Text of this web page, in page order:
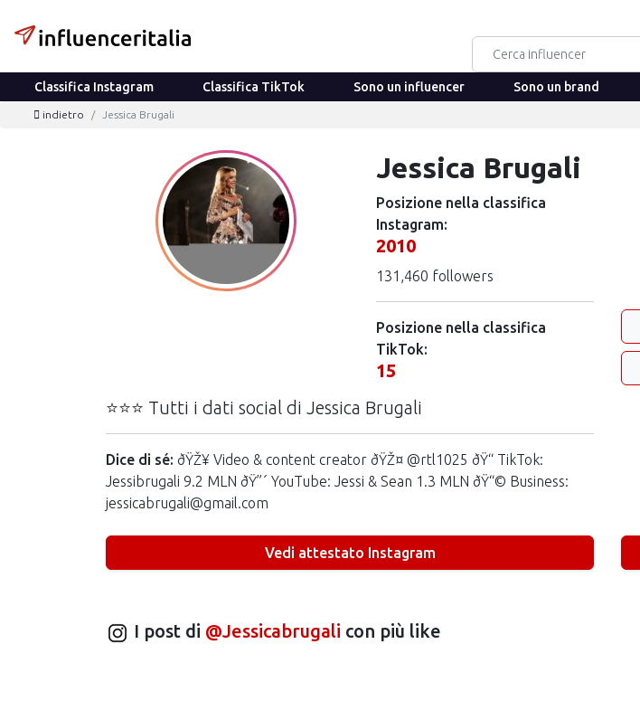
Classifica Instagram Classifica TikTok Sono un influencer Sono un brand
indietro Jessica Brugali
Jessica Brugali
Posizione nella classifica
Instagram:
2010
131,460 followers
Posizione nella classifica
TikTok:
15
⭐⭐⭐ Tutti i dati social di Jessica Brugali
Dice di sé: ðŸŽ¥ Video & content creator ðŸŽ¤ @rtl1025 ðŸ‘‘ TikTok:
Jessibrugali 9.2 MLN ðŸ”´ YouTube: Jessi & Sean 1.3 MLN ðŸ“© Business:
jessicabrugali@gmail.com
Vedi attestato Instagram
I post di @Jessicabrugali con più like